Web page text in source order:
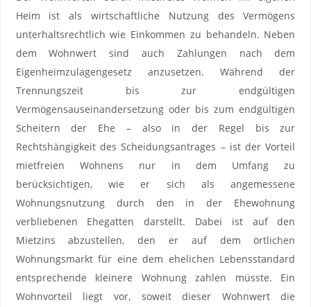
Heim ist als wirtschaftliche Nutzung des Vermögens
unterhaltsrechtlich wie Einkommen zu behandeln. Neben
dem Wohnwert sind auch Zahlungen nach dem
Eigenheimzulagengesetz anzusetzen. Während der
Trennungszeit bis zur endgültigen
Vermögensauseinandersetzung oder bis zum endgültigen
Scheitern der Ehe – also in der Regel bis zur
Rechtshängigkeit des Scheidungsantrages – ist der Vorteil
mietfreien Wohnens nur in dem Umfang zu
berücksichtigen, wie er sich als angemessene
Wohnungsnutzung durch den in der Ehewohnung
verbliebenen Ehegatten darstellt. Dabei ist auf den
Mietzins abzustellen, den er auf dem örtlichen
Wohnungsmarkt für eine dem ehelichen Lebensstandard
entsprechende kleinere Wohnung zahlen müsste. Ein
Wohnvorteil liegt vor, soweit dieser Wohnwert die